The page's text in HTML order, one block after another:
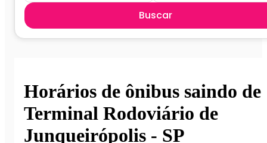
Buscar
Horários de ônibus saindo de
Terminal Rodoviário de
Junqueirópolis - SP